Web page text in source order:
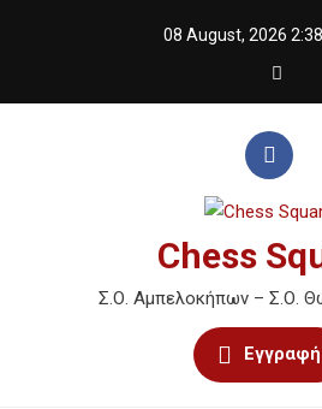
08 August, 2026
Chess
Σ.Ο. Αμπελοκήπων – Σ.Ο.
Εγγραφή